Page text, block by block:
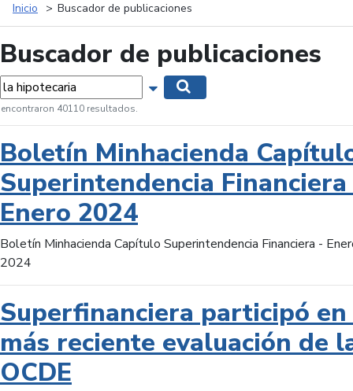
Inicio Buscador de publicaciones
Buscador de publicaciones
Mostrar opciones de búsqueda
encontraron 40110 resultados.
Boletín Minhacienda
Superintendencia
Enero 2024
Boletín Minhacienda Capítulo Superintendencia Financiera -
2024
Superfinanciera participó
más reciente evaluación de
OCDE